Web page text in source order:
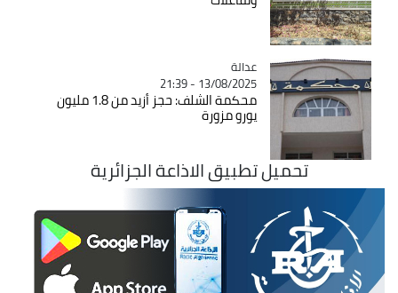
Catégorie
عدالة
13/08/2025 - 21:39
محكمة الشلف: حجز أزيد من 1.8 مليون
يورو مزورة
تحميل تطبيق الاذاعة الجزائرية